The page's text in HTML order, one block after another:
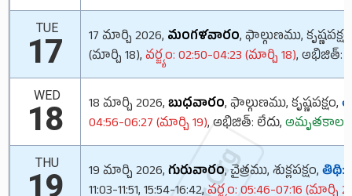
TUE
17 17 మార్చి 2026, మంగళవారం, ఫాల్గుణము,
(మార్చి 18), వర్జ్యం: 02:50-04:23 (మార్చి 18), అభిజిత్:
WED
18 18 మార్చి 2026, బుధవారం, ఫాల్గుణము, కృష్ణపక్షం,
04:56-06:27 (మార్చి 19), అభిజిత్: లేదు,
THU
19 19 మార్చి 2026, గురువారం, చైత్రము, శుక్లపక్షం, తిథి:
11:03-11:51, 15:54-16:42,వర్జ్యం: 05:46-07:16 (మార్చి